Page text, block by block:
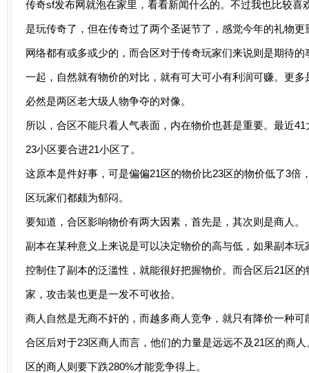
传奇sf发布网就泡在家里，看看新闻什么的。不过我也比较
是玩传奇了，但在传奇过了两个圣诞节了，感觉今年的礼物更
网络都有或多或少的，而合区对于传奇玩家们来说则是期待
一起，自然就有物价的对比，就有可大可小有利润可赚。更
必然是两区老大级人物争夺的对像。
所以，合区不能只看人气表面，内在物价也甚是重要。最近
23小区要合进21小区了。
这原本是件好事，可是偏偏21区的物价比23区的物价低了3倍
区玩家们都颇为郁闷。
要知道，合区影响物价有两大因素，首先是，其次则是商人。
副本在某种意义上来说是可以决定物价的高与低，如果副本
控制住了副本的泛滥性，就能很好把握物价。而合区后21区
家，攻击装也更是一发不可收拾。
商人自然是无商不奸的，而越多商人竞争，就只有降价一种
合区后对于23区商人而言，他们的力量是远远不及21区的商
区的商人则要下跌280%才能竞争得上。